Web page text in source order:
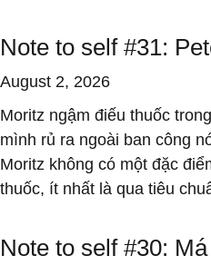
Note to self #31:
August 2, 2026
Moritz ngậm điếu thuốc
mình rủ ra ngoài ban công
Moritz không có một đặc
thuốc, ít nhất là qua tiêu
Note to self #30: